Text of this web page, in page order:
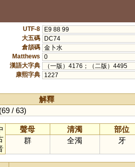
UTF-8
E9 88 99
大五碼
DC74
倉頡碼 金卜水
Matthews
0
漢語大字典
（一版）4176；（二版）4495
康熙字典
1227
解釋
(69 / 63)
聲母 清濁 部位
群
全濁 牙